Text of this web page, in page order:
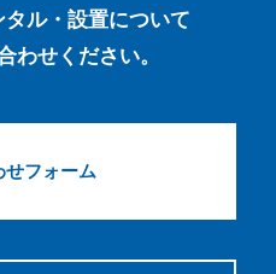
ル・設置について
わせください。
せフォーム